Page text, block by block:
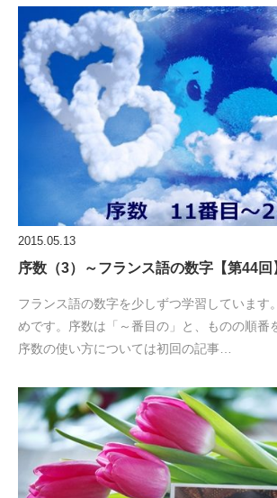
2015.05.13
序数（3）～フランス語の数字【第44回
フランス語の数字を少しずつ学習しています
めです。序数は「～番目の」と、ものの順番
序数の使い方については初回の記事…